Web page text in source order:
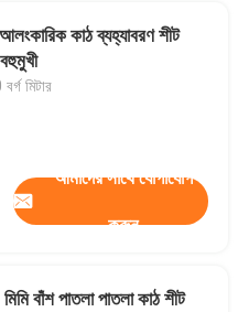
কাঠ ব্যহ্যাবরণ শীট
মিটার
আমাদের সাথে যোগাযোগ
করুন
বাঁশ পাতলা পাতলা কাঠ শীট